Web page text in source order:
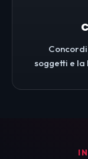
soggetti e